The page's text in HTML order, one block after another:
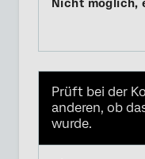
Prüft bei der
anderen, ob
wurde.